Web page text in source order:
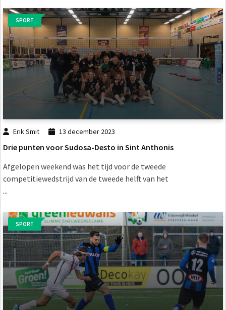
SPORT
Erik Smit 13 december 2023
Drie punten voor Sudosa-Desto in Sint Anthonis
Afgelopen weekend was het tijd voor de tweede
competitiewedstrijd van de tweede helft van het
...
SPORT